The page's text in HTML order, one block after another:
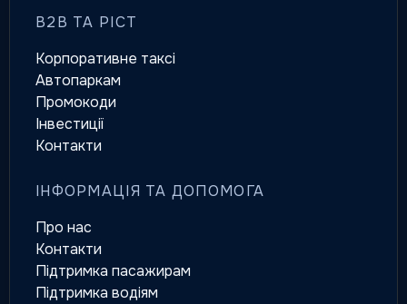
B2B ТА РІСТ
Корпоративне таксі
Автопаркам
Промокоди
Інвестиції
Контакти
ІНФОРМАЦІЯ ТА ДОПОМОГА
Про нас
Контакти
Підтримка пасажирам
Підтримка водіям